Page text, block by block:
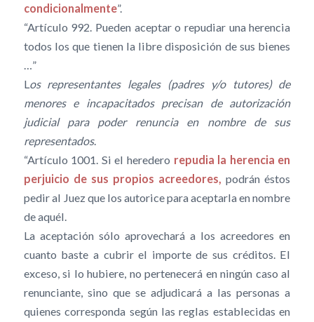
condicionalmente”.
“Artículo 992. Pueden aceptar o repudiar una herencia
todos los que tienen la libre disposición de sus bienes
…”
Los representantes legales (padres y/o tutores) de
menores e incapacitados precisan de autorización
judicial para poder renuncia en nombre de sus
representados.
“Artículo 1001. Si el heredero repudia la herencia en
perjuicio de sus propios acreedores, podrán éstos
pedir al Juez que los autorice para aceptarla en nombre
de aquél.
La aceptación sólo aprovechará a los acreedores en
cuanto baste a cubrir el importe de sus créditos. El
exceso, si lo hubiere, no pertenecerá en ningún caso al
renunciante, sino que se adjudicará a las personas a
quienes corresponda según las reglas establecidas en